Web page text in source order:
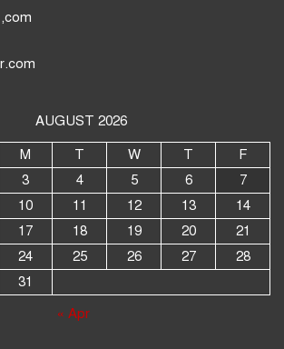
,com
.com
AUGUST 2026
M T W T
F
3 4 5 6
7
10 11 12 13
14
17 18 19 20
21
24 25 26 27
28
31
« Apr